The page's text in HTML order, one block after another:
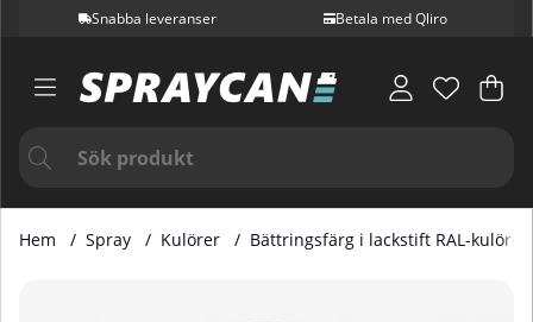
Snabba leveranser Betala med Qliro
.
Hem Spray Kulörer Bättringsfärg i lackstift RAL-kulörer